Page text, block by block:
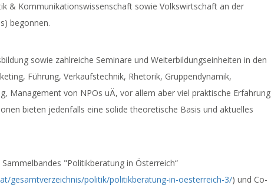
& Kommunikationswissenschaft sowie Volkswirtschaft an der
begonnen.
sowie zahlreiche Seminare und Weiterbildungseinheiten in den
Führung, Verkaufstechnik, Rhetorik, Gruppendynamik,
Management von NPOs uÄ, vor allem aber viel praktische Erfahrung
bieten jedenfalls eine solide theoretische Basis und aktuelles
"Politikberatung in Österreich“
gesamtverzeichnis/politik/politikberatung-in-oesterreich-3/) und Co-